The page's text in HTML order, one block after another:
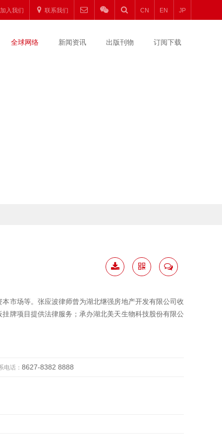
加入我们 联系我们 CN EN JP
全球网络 新闻资讯 出版刊物 订阅下载
市场等。张应波律师曾为湖北继强房地产开发有限公司收
牌项目提供法律服务；承办湖北美天生物科技股份有限公
电话：8627-8382 8888